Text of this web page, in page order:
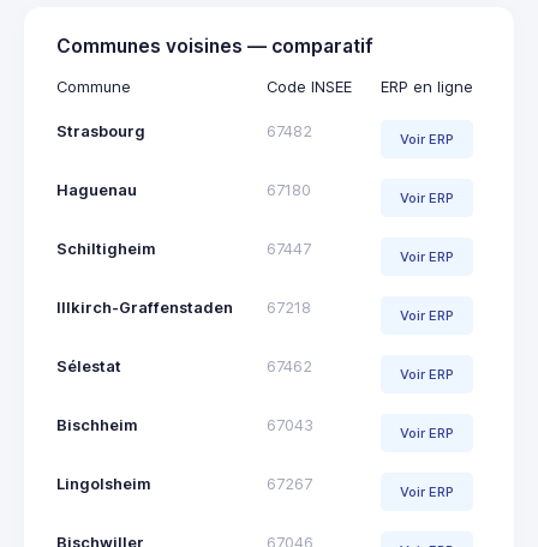
Communes voisines — comparatif
Commune Code INSEE ERP en ligne
Strasbourg 67482 Voir ERP
Haguenau 67180 Voir ERP
Schiltigheim 67447 Voir ERP
Illkirch-Graffenstaden 67218 Voir ERP
Sélestat 67462 Voir ERP
Bischheim 67043 Voir ERP
Lingolsheim 67267 Voir ERP
Bischwiller 67046